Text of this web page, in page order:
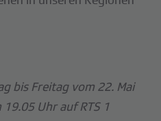
bis Freitag vom 22. Mai
Uhr auf RTS 1